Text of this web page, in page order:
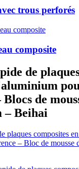
trous perforés
composite
de
de
– Beihai